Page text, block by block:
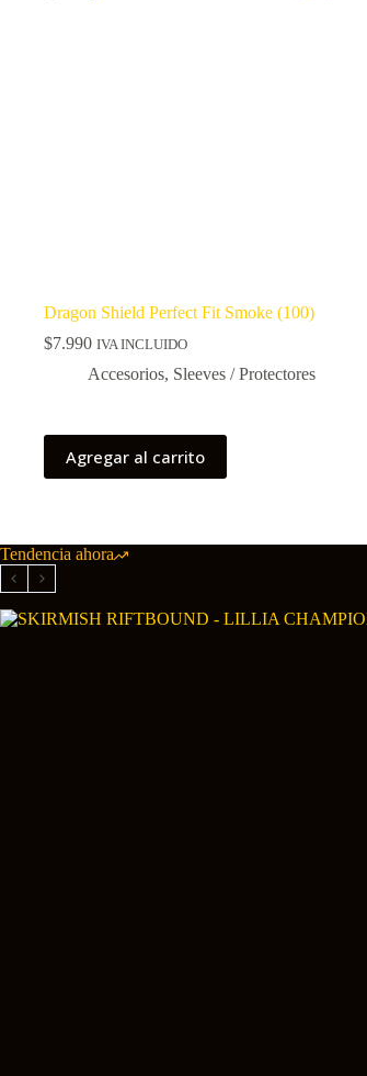
Dragon Shield Perfect Fit Smoke (100)
$7.990 IVA INCLUIDO
Accesorios, Sleeves / Protectores
Agregar al carrito
Tendencia ahora